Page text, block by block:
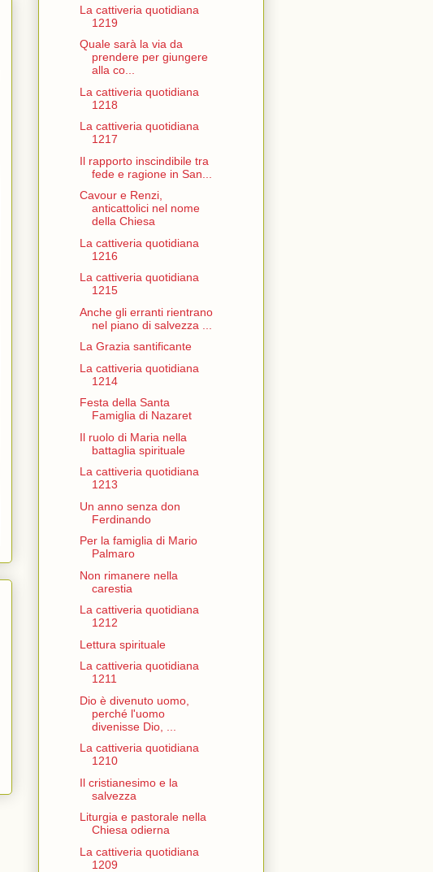
La cattiveria quotidiana
1219
Quale sarà la via da
prendere per giungere
alla co...
La cattiveria quotidiana
1218
La cattiveria quotidiana
1217
Il rapporto inscindibile tra
fede e ragione in San...
Cavour e Renzi,
anticattolici nel nome
della Chiesa
La cattiveria quotidiana
1216
La cattiveria quotidiana
1215
Anche gli erranti rientrano
nel piano di salvezza ...
La Grazia santificante
La cattiveria quotidiana
1214
Festa della Santa
Famiglia di Nazaret
Il ruolo di Maria nella
battaglia spirituale
La cattiveria quotidiana
1213
Un anno senza don
Ferdinando
Per la famiglia di Mario
Palmaro
Non rimanere nella
carestia
La cattiveria quotidiana
1212
Lettura spirituale
La cattiveria quotidiana
1211
Dio è divenuto uomo,
perché l'uomo
divenisse Dio, ...
La cattiveria quotidiana
1210
Il cristianesimo e la
salvezza
Liturgia e pastorale nella
Chiesa odierna
La cattiveria quotidiana
1209